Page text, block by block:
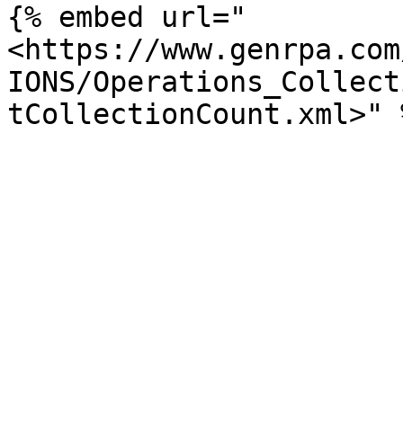
{% embed url="
<https://
IONS/